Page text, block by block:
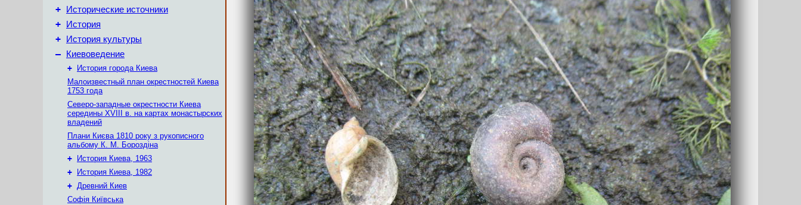
+ Исторические источники
+ История
+ История культуры
– Киевоведение
+
История города Киева
Малоизвестный план окрестностей Киева
1753 года
Северо-западные окрестности Киева
середины XVIII в. на картах монастырских
владений
Плани Києва 1810 року з рукописного
альбому К. М. Бороздіна
+
История Киева, 1963
+
История Киева, 1982
+ Древний Киев
Софія Київська